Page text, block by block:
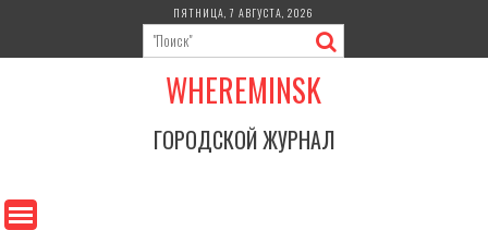
содержимому
ПЯТНИЦА, 7 АВГУСТА, 2026
WHEREMINSK
ГОРОДСКОЙ ЖУРНАЛ